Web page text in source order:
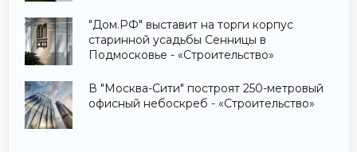
"Дом.РФ" выставит на торги корпус
старинной усадьбы Сенницы в
Подмосковье - «Строительство»
В "Москва-Сити" построят 250-метровый
офисный небоскреб - «Строительство»